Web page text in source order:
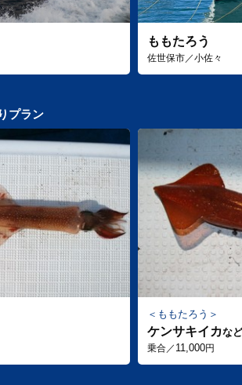
ももたろう
佐世保市／小佐々
プラン
ももたろう
ケンサキイカなど
乗合／ 11,000円